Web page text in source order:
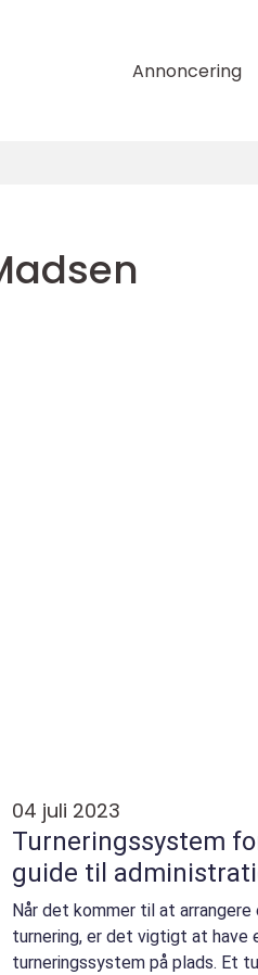
Annoncering
04 juli 2023
Turneringssystem
guide til
Når det kommer til at
turnering, er det vigtigt at
turneringssystem på plads. Et